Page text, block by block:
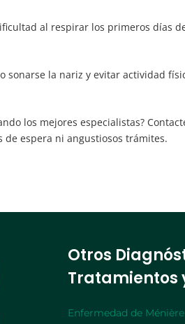
al respirar los primeros días
sonarse la nariz y evitar actividad
los mejores especialistas?
espera ni angustiosos trámites.
Otros
Tratamientos
Enfermedad de Ménière